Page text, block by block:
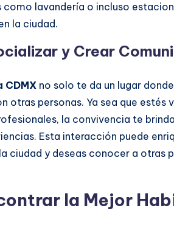
lavandería o incluso
la ciudad.
y Crear
CDMX no solo te da un lugar
otras personas. Ya sea que estés
la convivencia te
Esta interacción puede
ciudad y deseas conocer a otras
la Mejor